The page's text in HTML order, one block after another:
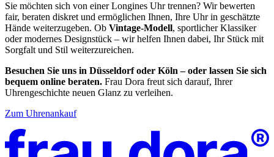
Sie möchten sich von einer Longines Uhr trennen? Wir bewerten
fair, beraten diskret und ermöglichen Ihnen, Ihre Uhr in geschätzte
Hände weiterzugeben. Ob Vintage-Modell, sportlicher Klassiker
oder modernes Designstück – wir helfen Ihnen dabei, Ihr Stück mit
Sorgfalt und Stil weiterzureichen.
Besuchen Sie uns in Düsseldorf oder Köln – oder lassen Sie sich
bequem online beraten. Frau Dora freut sich darauf, Ihrer
Uhrengeschichte neuen Glanz zu verleihen.
Zum Uhrenankauf